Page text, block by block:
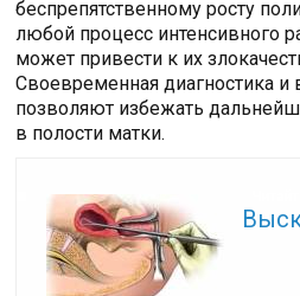
беспрепятственному росту
любой процесс интенсивного
может привести к их
Своевременная диагностика и
позволяют избежать
в полости матки.